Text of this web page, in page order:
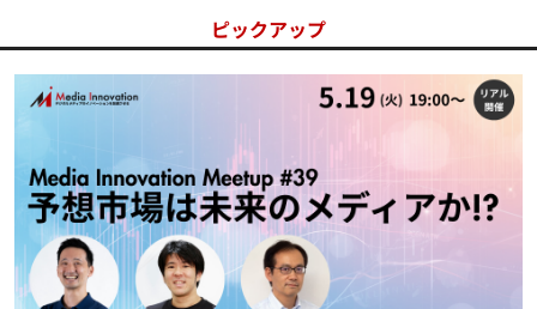
ピックアップ